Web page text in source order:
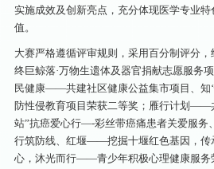
实施成效及创新亮点，充分体现医学专业
值。
大赛严格遵循评审规则，采用百分制评分
终巨鲸落·万物生遗体及器官捐献志愿服务
民健康——共建社区健康公益集市项目、
防性侵教育项目荣获二等奖；雁行计划——
站”抗癌爱心行—-彩丝带癌痛患者关爱服务
行筑防线、红堰——挖掘十堰红色基因，传
心，沐光而行——青少年积极心理健康服务